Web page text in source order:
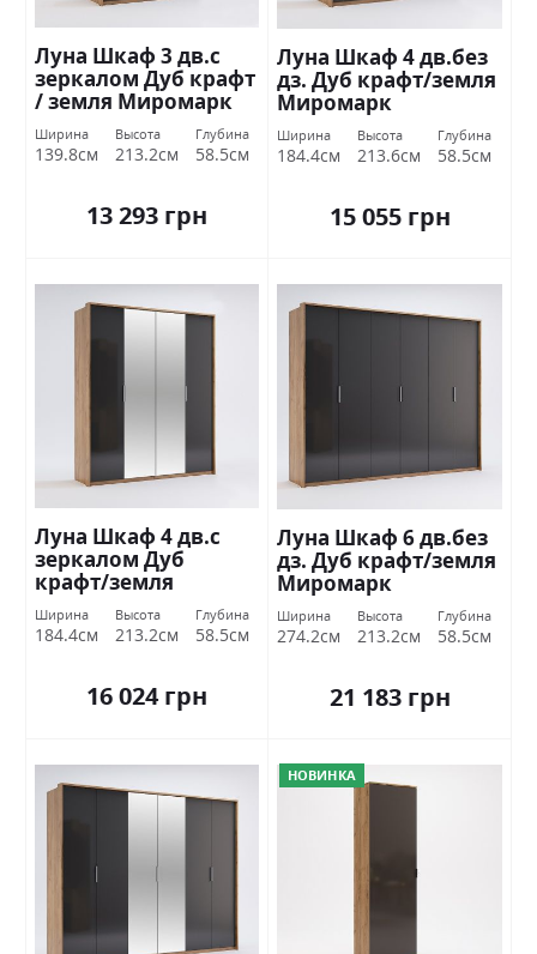
Луна Шкаф 3 дв.с
зеркалом Дуб крафт
/ земля Миромарк
Ширина
139.8см
Высота
213.2см
Глубина
58.5см
13 293 грн
Луна Шкаф 4 дв.без
дз. Дуб крафт/земля
Миромарк
Ширина
184.4см
Высота
213.6см
Глубина
58.5см
15 055 грн
Луна Шкаф 4 дв.с
зеркалом Дуб
крафт/земля
Миромарк
Ширина
184.4см
Высота
213.2см
Глубина
58.5см
16 024 грн
Луна Шкаф 6 дв.без
дз. Дуб крафт/земля
Миромарк
Ширина
274.2см
Высота
213.2см
Глубина
58.5см
21 183 грн
НОВИНКА